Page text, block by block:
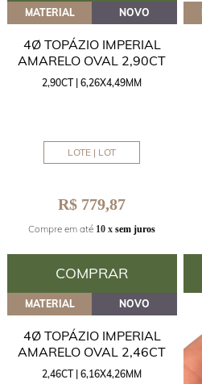
MATERIAL NOVO
4Ø TOPÁZIO IMPERIAL
AMARELO OVAL 2,90CT
2,90CT | 6,26X4,49MM
LOTE | LOT
R$ 779,87
Compre em até 10 x sem juros
COMPRAR
MATERIAL NOVO
4Ø TOPÁZIO IMPERIAL
AMARELO OVAL 2,46CT
2,46CT | 6,16X4,26MM